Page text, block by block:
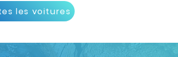
les voitures